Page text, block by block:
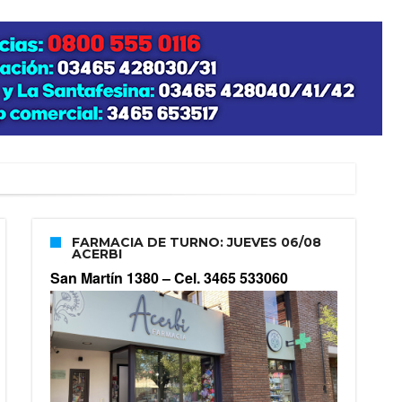
FARMACIA DE TURNO: JUEVES 06/08
ACERBI
San Martín 1380 –Cel. 3465 533060